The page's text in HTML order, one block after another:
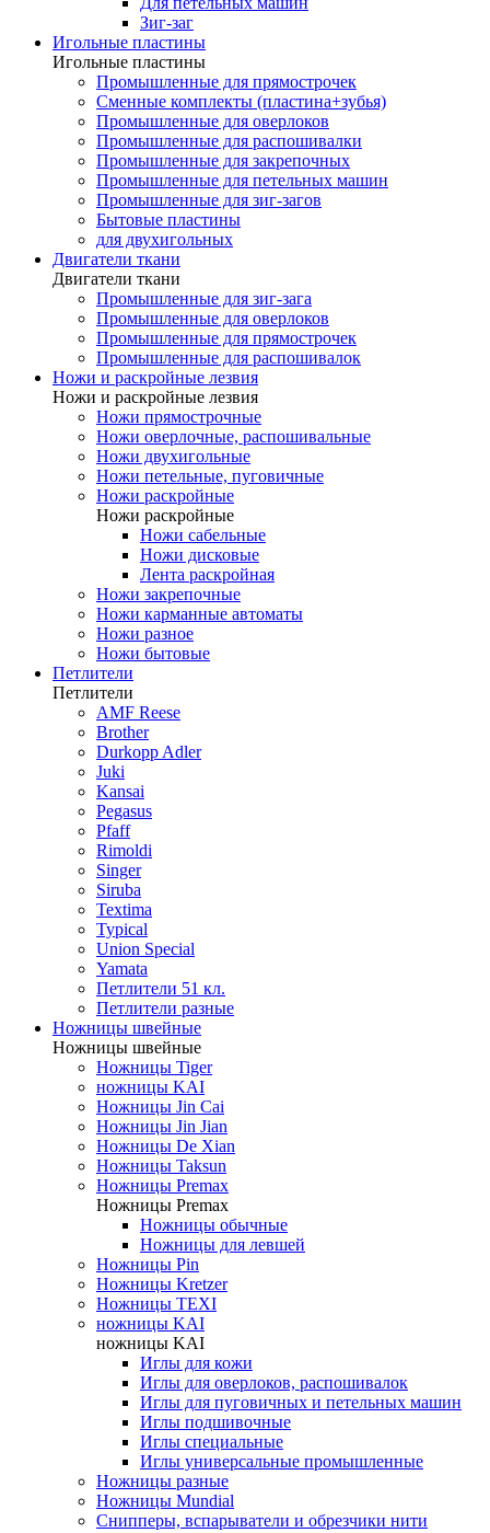
Зиг-заг
Игольные пластины
Игольные пластины
Промышленные для прямострочек
Сменные комплекты (пластина+зубья)
Промышленные для оверлоков
Промышленные для распошивалки
Промышленные для закрепочных
Промышленные для петельных машин
Промышленные для зиг-загов
Бытовые пластины
для двухигольных
Двигатели ткани
Двигатели ткани
Промышленные для зиг-зага
Промышленные для оверлоков
Промышленные для прямострочек
Промышленные для распошивалок
Ножи и раскройные лезвия
Ножи и раскройные лезвия
Ножи прямострочные
Ножи оверлочные, распошивальные
Ножи двухигольные
Ножи петельные, пуговичные
Ножи раскройные
Ножи раскройные
Ножи сабельные
Ножи дисковые
Лента раскройная
Ножи закрепочные
Ножи карманные автоматы
Ножи разное
Ножи бытовые
Петлители
Петлители
AMF Reese
Brother
Durkopp Adler
Juki
Kansai
Pegasus
Pfaff
Rimoldi
Singer
Siruba
Textima
Typical
Union Special
Yamata
Петлители 51 кл.
Петлители разные
Ножницы швейные
Ножницы швейные
Ножницы Tiger
ножницы KAI
Ножницы Jin Cai
Ножницы Jin Jian
Ножницы De Xian
Ножницы Taksun
Ножницы Premax
Ножницы Premax
Ножницы обычные
Ножницы для левшей
Ножницы Pin
Ножницы Kretzer
Ножницы TEXI
ножницы KAI
ножницы KAI
Иглы для кожи
Иглы для оверлоков, распошивалок
Иглы для пуговичных и петельных машин
Иглы подшивочные
Иглы специальные
Иглы универсальные промышленные
Ножницы разные
Ножницы Mundial
Снипперы, вспарыватели и обрезчики нити